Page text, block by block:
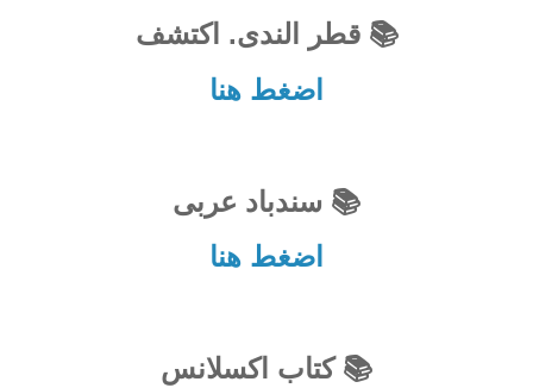
📚 قطر الندى. اكتشف
اضغط هنا
📚 سندباد عربى
اضغط هنا
📚 كتاب اكسلانس